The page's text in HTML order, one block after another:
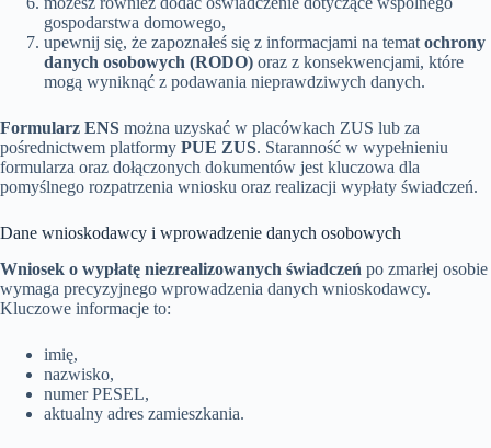
gospodarstwa domowego,
upewnij się, że zapoznałeś się z informacjami na temat ochrony
danych osobowych (RODO) oraz z konsekwencjami, które
mogą wyniknąć z podawania nieprawdziwych danych.
Formularz ENS można uzyskać w placówkach ZUS lub za
pośrednictwem platformy PUE ZUS. Staranność w wypełnieniu
formularza oraz dołączonych dokumentów jest kluczowa dla
pomyślnego rozpatrzenia wniosku oraz realizacji wypłaty świadczeń.
Dane wnioskodawcy i wprowadzenie danych osobowych
Wniosek o wypłatę niezrealizowanych świadczeń po zmarłej osobie
wymaga precyzyjnego wprowadzenia danych wnioskodawcy.
Kluczowe informacje to:
imię,
nazwisko,
numer PESEL,
aktualny adres zamieszkania.